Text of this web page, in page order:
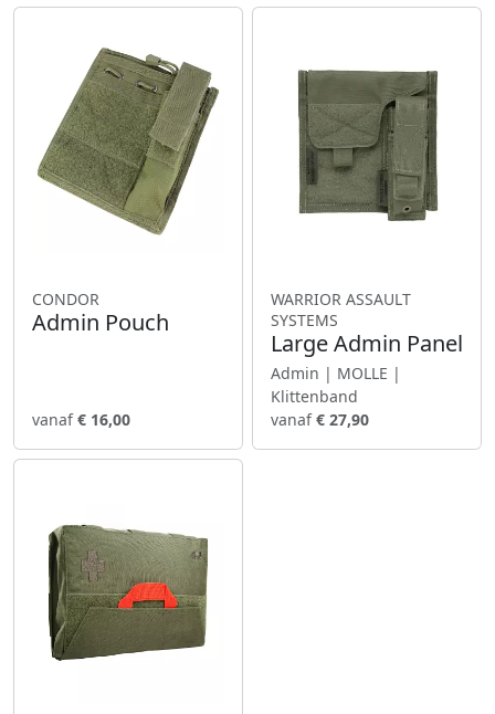
CONDOR
Admin Pouch
vanaf€ 16,00
WARRIOR ASSAULT
SYSTEMS
Large Admin Panel
Admin | MOLLE |
Klittenband
vanaf€ 27,90